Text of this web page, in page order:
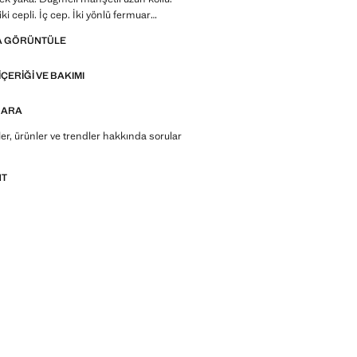
cepli. İç cep. İki yönlü fermuar
İndirimli ürün
Made to last. Kalite standartlarımızı
bu ürünler, artık daha da dayanıklı,
GÖRÜNTÜLE
VE BAKIMI
ürünler ve trendler hakkında sorular